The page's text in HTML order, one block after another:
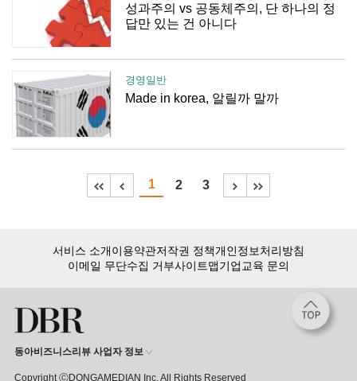
성과주의 vs 공동체주의, 단 하나의 정
답만 있는 건 아니다
경영일반
Made in korea, 알릴까 말까
1 2 3
서비스 소개이용약관저작권 정책개인정보처리방침
이메일 무단수집 거부사이트맵기업교육 문의
동아비즈니스리뷰 사업자 정보
Copyright ⒸDONGAMEDIAN Inc. All Rights Reserved